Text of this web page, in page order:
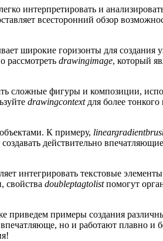
интерпретировать и
всесторонний обзор
широкие горизонты для создания
рассмотреть drawingimage, который
сложные фигуры и композиции,
drawingcontextдля более тонкого
К примеру,
действительно
интегрировать текстовые
свойства doubleptagtolistпомогут
приведем примеры создания
но и работают плавно и